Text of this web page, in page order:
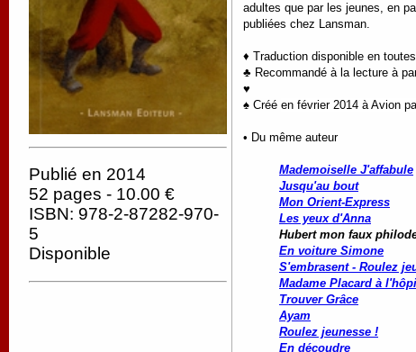
Publié en 2014
52 pages - 10.00 €
ISBN: 978-2-87282-970-
5
Disponible
adultes que par les jeunes, en
publiées chez Lansman.
♦ Traduction disponible en
♣ Recommandé à la lecture à
♥
♠ Créé en février 2014 à Avion
• Du même auteur
Mademoiselle J'affabule
Jusqu'au bout
Mon Orient-Express
Les yeux d'Anna
Hubert mon faux
En voiture Simone
S'embrasent - Roulez
Madame Placard à
Trouver Grâce
Ayam
Roulez jeunesse !
En découdre